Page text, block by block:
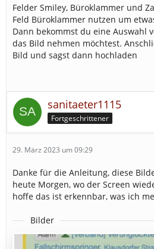
Felder Smiley, Büroklammer und
Feld Büroklammer nutzen um
Dann bekommst du eine Auswahl
das Bild nehmen möchtest.
Bild und sagst dann hochladen
sanitaeter1115
Fortgeschrittener
29. März 2023 um 09:29
Danke für die Anleitung, diese
heute Morgen, wo der Screen
hoffe das ist erkennbar, was ich
Bilder